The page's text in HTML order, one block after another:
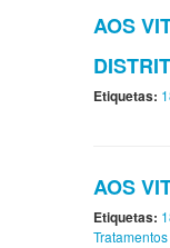
AOS
Etiquetas:
AOS
Etiquetas:
Tratamentos